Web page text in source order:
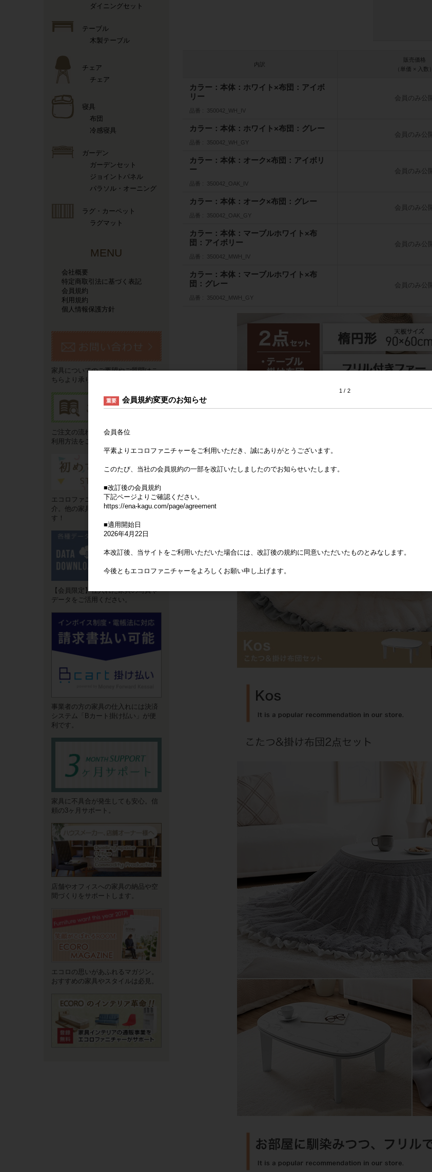
内訳
販売価格
（単価 × 入数）
カラー：本体：ホワイト×布団：アイボ
リー
品番 350042_WH_IV
会員のみ公開
カラー：本体：ホワイト×布団：グレー
品番 350042_WH_GY
会員のみ公開
カラー：本体：オーク×布団：アイボリ
ー
品番 350042_OAK_IV
会員のみ公開
カラー：本体：オーク×布団：グレー
品番 350042_OAK_GY
会員のみ公開
カラー：本体：マーブルホワイト×布
団：アイボリー
品番 350042_MWH_IV
会員のみ公開
カラー：本体：マーブルホワイト×布
団：グレー
品番 350042_MWH_GY
会員のみ公開
ダイニングセット
テーブル
木製テーブル
チェア
チェア
寝具
布団
冷感寝具
ガーデン
ガーデンセット
ジョイントパネル
パラソル・オーニング
ラグ・カーペット
ラグマット
MENU
会社概要
特定商取引法に基づく表記
会員規約
利用規約
個人情報保護方針
家具についてのご要望やご質問はこ
ちらより承ります。
ご注文の流れやお支払い方法などご
利用方法をご説明いたします。
エコロファニチャーの"強み"をご紹
介。他の家具卸サイトとは違いま
す！
【会員限定】仕入れた家具の写真や
データをご活用ください。
事業者の方の家具の仕入れには決済
システム「Bカート掛け払い」が便
利です。
家具に不具合が発生しても安心。信
頼の3ヶ月サポート。
店舗やオフィスへの家具の納品や空
間づくりをサポートします。
エコロの思いがあふれるマガジン。
おすすめの家具やスタイルは必見。
1 2
重要 会員規約変更のお知らせ
会員各位
平素よりエコロファニチャーをご利用いただき、誠にありがとうございます。
このたび、当社の会員規約の一部を改訂いたしましたのでお知らせいたします。
■改訂後の会員規約
下記ページよりご確認ください。
https://ena-kagu.com/page/agreement
■適用開始日
2026年4月22日
本改訂後、当サイトをご利用いただいた場合には、改訂後の規約に同意いただいたものとみなします。
今後ともエコロファニチャーをよろしくお願い申し上げます。